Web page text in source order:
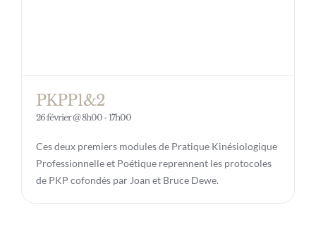
PKPP1&2
26 février @ 8h00- 17h00
Ces deux premiers modules de Pratique Kinésiologique
Professionnelle et Poétique reprennent les protocoles
de PKP cofondés par Joan et Bruce Dewe.